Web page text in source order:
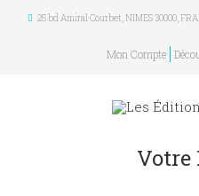
25 bd Amiral Courbet, NIMES 30000,
Mon Compte
Votre